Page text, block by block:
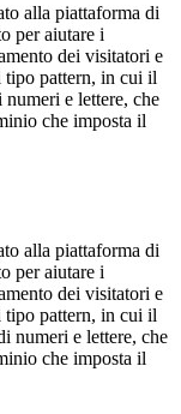
alla piattaforma di
per aiutare i
dei visitatori e
tipo pattern, in cui il
e lettere, che
che imposta il
alla piattaforma di
per aiutare i
dei visitatori e
tipo pattern, in cui il
numeri e lettere, che
che imposta il